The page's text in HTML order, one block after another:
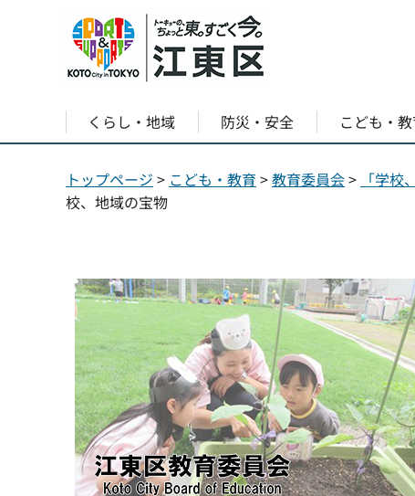
くらし・地域 防災・安全 こども・
トップページ > こども・教育 >教育委員会> 「学
校、地域の宝物
江東区教育委員会